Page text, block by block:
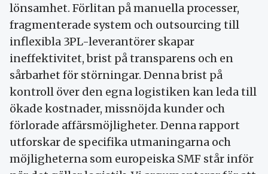
lönsamhet. Förlitan på manuella processer,
fragmenterade system och outsourcing till
inflexibla 3PL-leverantörer skapar
ineffektivitet, brist på transparens och en
sårbarhet för störningar. Denna brist på
kontroll över den egna logistiken kan leda till
ökade kostnader, missnöjda kunder och
förlorade affärsmöjligheter. Denna rapport
utforskar de specifika utmaningarna och
möjligheterna som europeiska SMF står inför